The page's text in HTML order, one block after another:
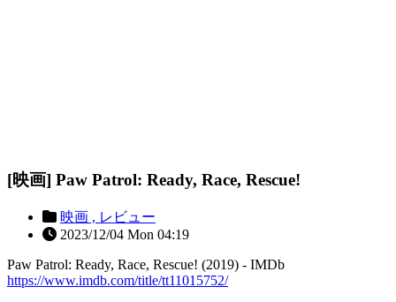
[映画] Paw Patrol: Ready, Race, Rescue!
映画 , レビュー
2023/12/04 Mon 04:19
Paw Patrol: Ready, Race, Rescue! (2019) - IMDb
https://www.imdb.com/title/tt11015752/